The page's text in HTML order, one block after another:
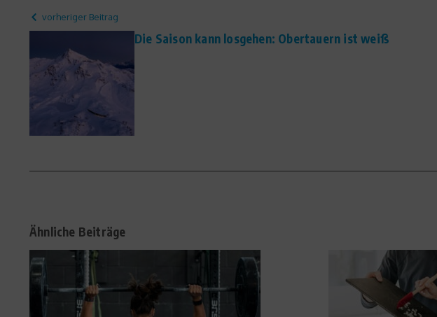
vorheriger Beitrag
Die Saison kann losgehen: Obertauern ist weiß
Ähnliche Beiträge